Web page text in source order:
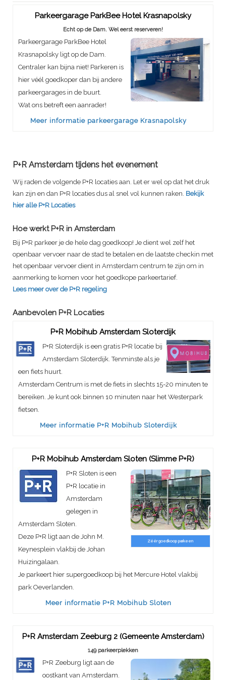
Parkeergarage ParkBee Hotel Krasnapolsky
Echt op de Dam. Wel eerst reserveren!
Parkeergarage ParkBee Hotel
Krasnapolsky ligt op de Dam.
Centraler kan bijna niet! Parkeren is
hier véél goedkoper dan bij andere
parkeergarages in de buurt.
Wat ons betreft een aanrader!
Meer informatie parkeergarage Krasnapolsky
P+R Amsterdam tijdens het evenement
Wij raden de volgende P+R locaties aan. Let er wel op dat het druk
kan zijn en dan P+R locaties dus al snel vol kunnen raken. Bekijk
hier alle P+R Locaties
Hoe werkt P+R in Amsterdam
Bij P+R parkeer je de hele dag goedkoop! Je dient wel zelf het
openbaar vervoer naar de stad te betalen en de laatste checkin met
het openbaar vervoer dient in Amsterdam centrum te zijn om in
aanmerking te komen voor het goedkope parkeertarief.
Lees meer over de P+R regeling
Aanbevolen P+R Locaties
P+R Mobihub Amsterdam Sloterdijk
P+R Sloterdijk is een gratis P+R locatie bij
Amsterdam Sloterdijk. Tenminste als je
een fiets huurt.
Amsterdam Centrum is met de fiets in slechts 15-20 minuten te
bereiken. Je kunt ook binnen 10 minuten naar het Westerpark
fietsen.
Meer informatie P+R Mobihub Sloterdijk
P+R Mobihub Amsterdam Sloten (Slimme P+R)
Zéér goedkoop parkeen
P+R Sloten is een
P+R locatie in
Amsterdam
gelegen in
Amsterdam Sloten.
Deze P+R ligt aan de John M.
Keynesplein vlakbij de Johan
Huizingalaan.
Je parkeert hier supergoedkoop bij het Mercure Hotel vlakbij
park Oeverlanden.
Meer informatie P+R Mobihub Sloten
P+R Amsterdam Zeeburg 2 (Gemeente Amsterdam)
149 parkeerplekken
P+R Zeeburg ligt aan de
oostkant van Amsterdam.